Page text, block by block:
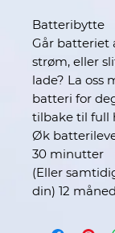
Batteribytte
Går batteriet
strøm, eller
lade? La oss
batteri for
tilbake til full
Øk
30 minutter
(Eller
din) 12